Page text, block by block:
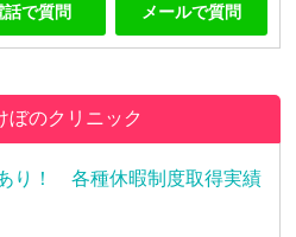
話で質問 メールで質問
ぼのクリニック
り！ 各種休暇制度取得実績